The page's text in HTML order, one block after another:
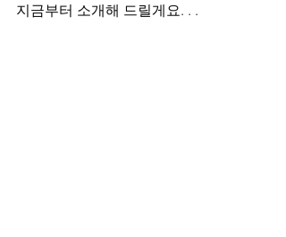
지금부터 소개해 드릴게요. . .